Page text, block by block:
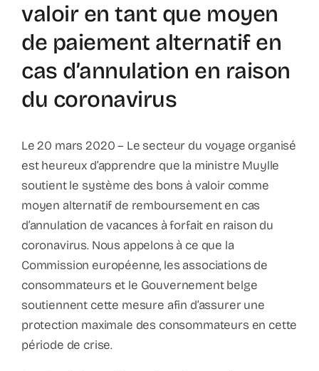
valoir en tant que moyen
de paiement alternatif en
cas d’annulation en raison
du coronavirus
Le 20 mars 2020 – Le secteur du voyage organisé
est heureux d’apprendre que la ministre Muylle
soutient le système des bons à valoir comme
moyen alternatif de remboursement en cas
d’annulation de vacances à forfait en raison du
coronavirus. Nous appelons à ce que la
Commission européenne, les associations de
consommateurs et le Gouvernement belge
soutiennent cette mesure afin d’assurer une
protection maximale des consommateurs en cette
période de crise.